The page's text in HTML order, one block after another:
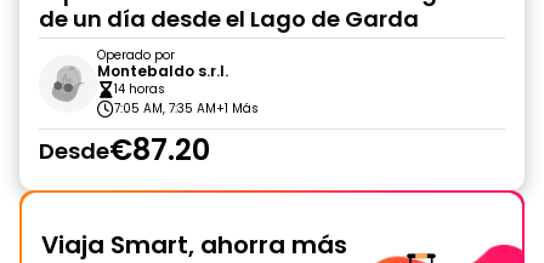
de un día desde el Lago de Garda
Operado por
Montebaldo s.r.l.
14 horas
7:05 AM, 7:35 AM+1 Más
Desde€87.20
Viaja Smart, ahorra más